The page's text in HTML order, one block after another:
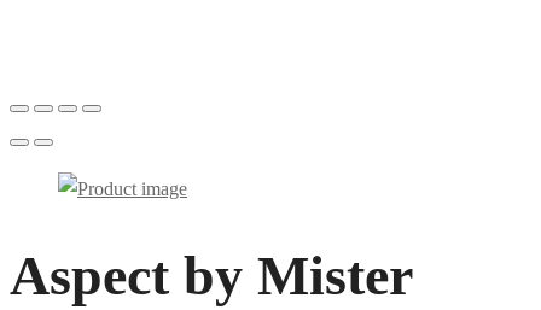
Aspect by Mister